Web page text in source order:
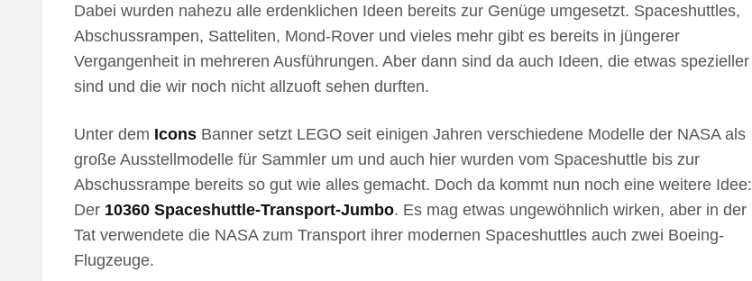
Dabei wurden nahezu alle erdenklichen Ideen bereits zur Genüge umgesetzt. Spaceshuttles,
Abschussrampen, Satteliten, Mond-Rover und vieles mehr gibt es bereits in jüngerer
Vergangenheit in mehreren Ausführungen. Aber dann sind da auch Ideen, die etwas spezieller
sind und die wir noch nicht allzuoft sehen durften.
Unter dem Icons Banner setzt LEGO seit einigen Jahren verschiedene Modelle der NASA als
große Ausstellmodelle für Sammler um und auch hier wurden vom Spaceshuttle bis zur
Abschussrampe bereits so gut wie alles gemacht. Doch da kommt nun noch eine weitere Idee:
Der 10360 Spaceshuttle-Transport-Jumbo. Es mag etwas ungewöhnlich wirken, aber in der
Tat verwendete die NASA zum Transport ihrer modernen Spaceshuttles auch zwei Boeing-
Flugzeuge.